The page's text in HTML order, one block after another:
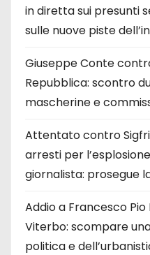
in diretta sui presunti
sulle nuove piste
Giuseppe Conte
Repubblica: scontro
mascherine e
Attentato contro
arresti per
giornalista: prosegue
Addio a Francesco
Viterbo: scompare
politica e